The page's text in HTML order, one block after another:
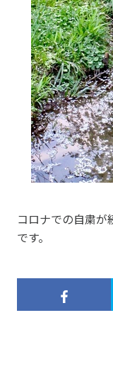
コロナでの自粛が
です。